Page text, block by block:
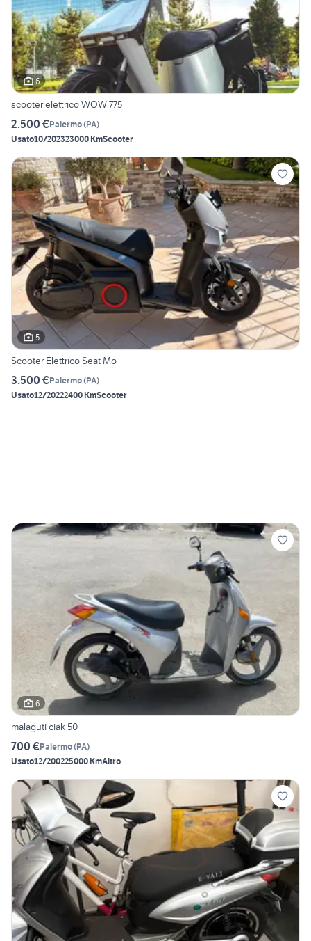
6
scooter elettrico WOW 775
2.500 €Palermo(PA)
Usato10/202323000 KmScooter
5
Scooter Elettrico Seat Mo
3.500 €Palermo(PA)
Usato12/20222400 KmScooter
6
malaguti ciak 50
700 €Palermo(PA)
Usato12/200225000 KmAltro